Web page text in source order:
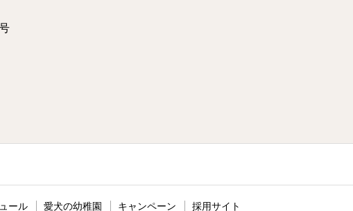
ール 愛犬の幼稚園 キャンペーン 採用サイト